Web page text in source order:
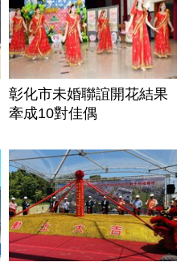
彰化市未婚聯誼開花結果
牽成10對佳偶